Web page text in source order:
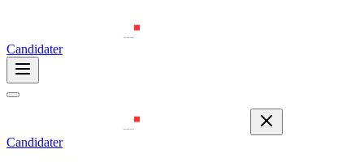
Candidater
Candidater